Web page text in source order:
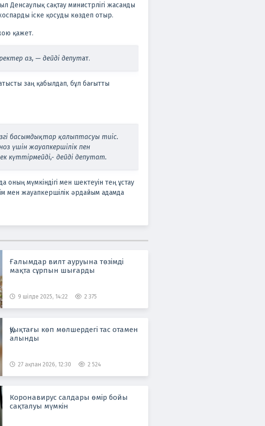
Денсаулық сақтау министрлігі жасанды
іске қосуды көздеп отыр.
қажет.
аз, — дейді депутат.
заң қабылдап, бұл бағытты
басымдықтар қалыптасуы тиіс.
үшін жауапкершілік пен
күттірмейді,- дейді депутат.
оның мүмкіндігі мен шектеуін тең ұстау
мен жауапкершілік әрдайым адамда
Ғалымдар вилт ауруына төзімді
мақта сұрпын шығарды
9 шілде 2025, 14:22 2 375
Қуықтағы көп мөлшердегі тас отамен
алынды
27 ақпан 2026, 12:30 2 524
Коронавирус салдары өмір бойы
сақталуы мүмкін